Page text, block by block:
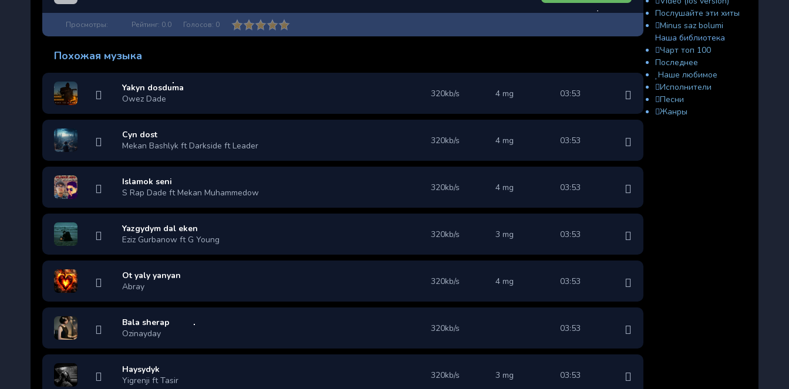
Просмотры: Рейтинг: 0.0 Голосов: 0
Похожая музыка
Yakyn dosduma
Owez Dade
320kb/s 4 mg 03:53
Cyn dost
Mekan Bashlyk ft Darkside ft Leader
320kb/s 4 mg 03:53
Islamok seni
S Rap Dade ft Mekan Muhammedow
320kb/s 4 mg 03:53
Yazgydym dal eken
Eziz Gurbanow ft G Young
320kb/s 3 mg 03:53
Ot yaly yanyan
Abray
320kb/s 4 mg 03:53
Bala sherap
Ozinayday
320kb/s 03:53
Haysydyk
Yigrenji ft Tasir
320kb/s 3 mg 03:53
Послушайте эти хиты
Minus saz bolumi
Наша библиотека
Чарт топ 100
Последнее
Наше любимое
Исполнители
Песни
Жанры